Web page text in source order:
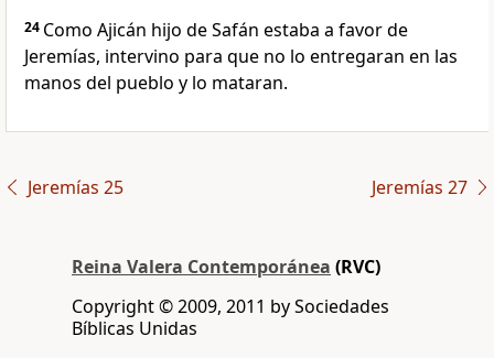
24 Como Ajicán hijo de Safán estaba a favor de
Jeremías, intervino para que no lo entregaran en las
manos del pueblo y lo mataran.
Jeremías 25 Jeremías 27
Reina Valera Contemporánea (RVC)
Copyright © 2009, 2011 by Sociedades
Bíblicas Unidas